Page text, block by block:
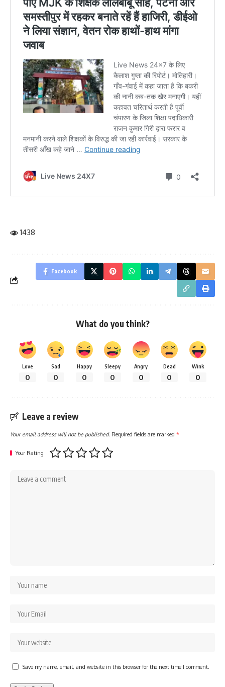
1438
Facebook
What do you think?
Love
0
Sad
0
Happy
0
Sleepy
0
Angry
0
Dead
0
Wink
0
Leave a review
Your email address will not be published. Required fields are marked *
Your Rating
Save my name, email, and website in this browser for the next time I comment.